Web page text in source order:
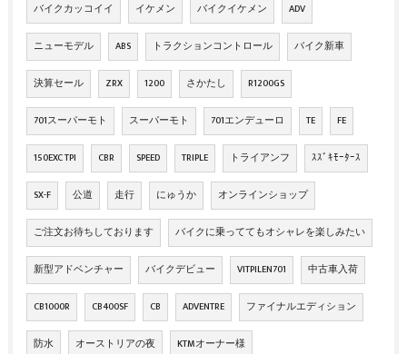
バイクカッコイイ イケメン バイクイケメン ADV
ニューモデル ABS トラクションコントロール バイク新車
決算セール ZRX 1200 さかたし R1200GS
701スーパーモト スーパーモト 701エンデューロ TE FE
150EXC TPI CBR SPEED TRIPLE トライアンフ ｽｽﾞｷﾓｰﾀｰｽ
SX-F 公道 走行 にゅうか オンラインショップ
ご注文お待ちしております バイクに乗っててもオシャレを楽しみたい
新型アドベンチャー バイクデビュー VITPILEN701 中古車入荷
CB1000R CB400SF CB ADVENTRE ファイナルエディション
防水 オーストリアの夜 KTMオーナー様